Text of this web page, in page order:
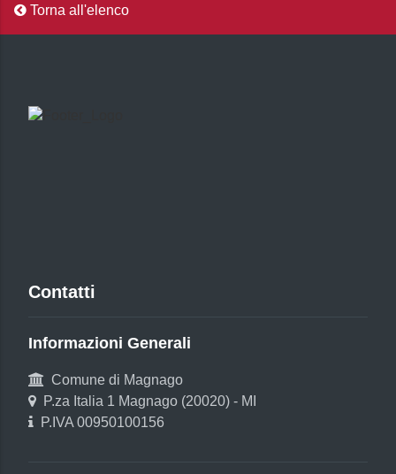
Torna all'elenco
Contatti
Informazioni Generali
Comune di Magnago
P.za Italia 1 Magnago (20020) - MI
P.IVA 00950100156